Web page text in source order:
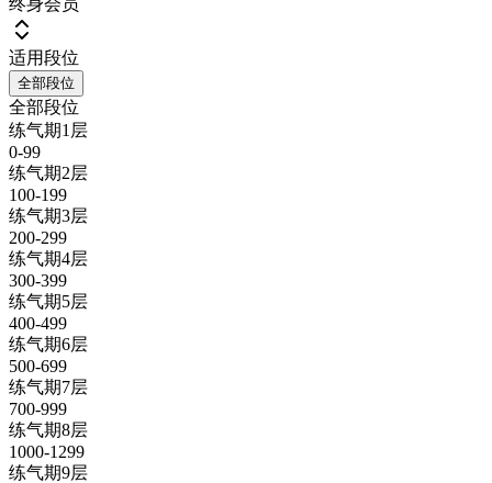
适用段位
全部段位
全部段位
练气期1层
0-99
练气期2层
100-199
练气期3层
200-299
练气期4层
300-399
练气期5层
400-499
练气期6层
500-699
练气期7层
700-999
练气期8层
1000-1299
练气期9层